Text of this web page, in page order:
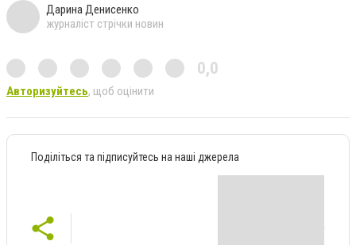
Дарина Денисенко
журналіст стрічки новин
0,0
Авторизуйтесь, щоб оцінити
Поділіться та підписуйтесь на наші джерела